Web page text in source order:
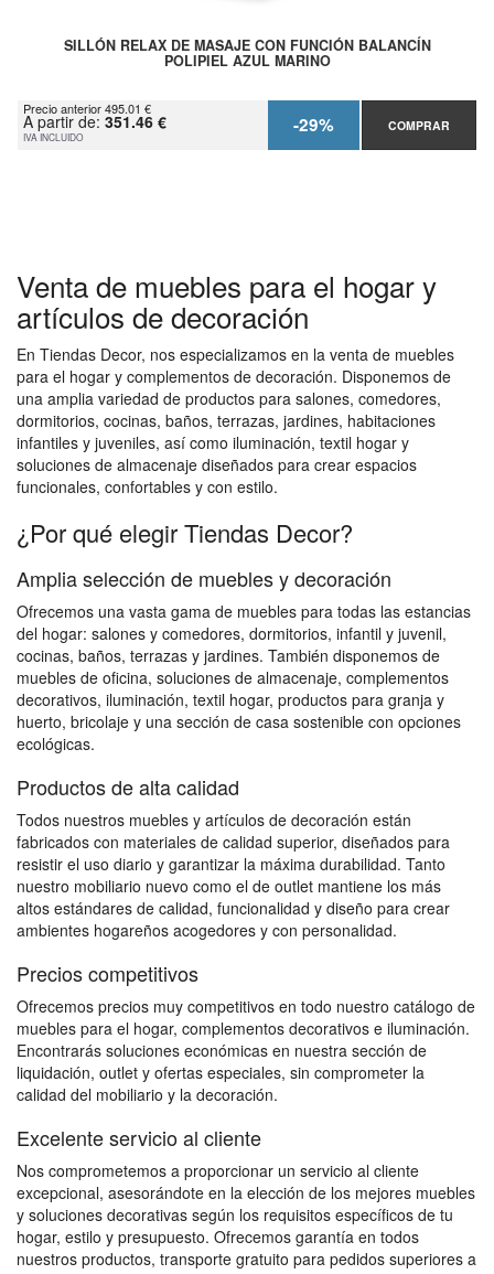
SILLÓN RELAX DE MASAJE CON FUNCIÓN BALANCÍN
POLIPIEL AZUL MARINO
Precio anterior 495.01 €
A partir de: 351.46 €
IVA INCLUIDO -29% COMPRAR
Venta de muebles para el hogar y
artículos de decoración
En Tiendas Decor, nos especializamos en la venta de muebles
para el hogar y complementos de decoración. Disponemos de
una amplia variedad de productos para salones, comedores,
dormitorios, cocinas, baños, terrazas, jardines, habitaciones
infantiles y juveniles, así como iluminación, textil hogar y
soluciones de almacenaje diseñados para crear espacios
funcionales, confortables y con estilo.
¿Por qué elegir Tiendas Decor?
Amplia selección de muebles y decoración
Ofrecemos una vasta gama de muebles para todas las estancias
del hogar: salones y comedores, dormitorios, infantil y juvenil,
cocinas, baños, terrazas y jardines. También disponemos de
muebles de oficina, soluciones de almacenaje, complementos
decorativos, iluminación, textil hogar, productos para granja y
huerto, bricolaje y una sección de casa sostenible con opciones
ecológicas.
Productos de alta calidad
Todos nuestros muebles y artículos de decoración están
fabricados con materiales de calidad superior, diseñados para
resistir el uso diario y garantizar la máxima durabilidad. Tanto
nuestro mobiliario nuevo como el de outlet mantiene los más
altos estándares de calidad, funcionalidad y diseño para crear
ambientes hogareños acogedores y con personalidad.
Precios competitivos
Ofrecemos precios muy competitivos en todo nuestro catálogo de
muebles para el hogar, complementos decorativos e iluminación.
Encontrarás soluciones económicas en nuestra sección de
liquidación, outlet y ofertas especiales, sin comprometer la
calidad del mobiliario y la decoración.
Excelente servicio al cliente
Nos comprometemos a proporcionar un servicio al cliente
excepcional, asesorándote en la elección de los mejores muebles
y soluciones decorativas según los requisitos específicos de tu
hogar, estilo y presupuesto. Ofrecemos garantía en todos
nuestros productos, transporte gratuito para pedidos superiores a